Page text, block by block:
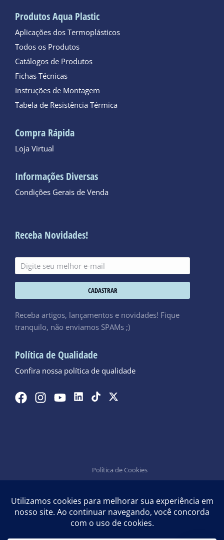
Produtos Aqua Plastic
Aplicações dos Termoplásticos
Todos os Produtos
Catálogos de Produtos
Fichas Técnicas
Instruções de Montagem
Tabela de Resistência Térmica
Compra Rápida
Loja Virtual
Informações Diversas
Condições Gerais de Venda
Receba Novidades!
CADASTRAR
Receba artigos, lançamentos e novidades! Fique
tranquilo, não enviamos SPAMs ;)
Política de Qualidade
Confira nossa política de qualidade
Política de Cookies